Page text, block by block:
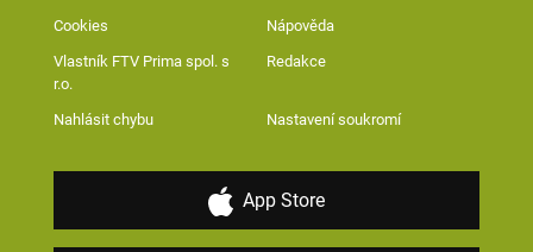
Cookies Nápověda
Vlastník FTV Prima spol. s
r.o.
Redakce
Nahlásit chybu Nastavení soukromí
App Store